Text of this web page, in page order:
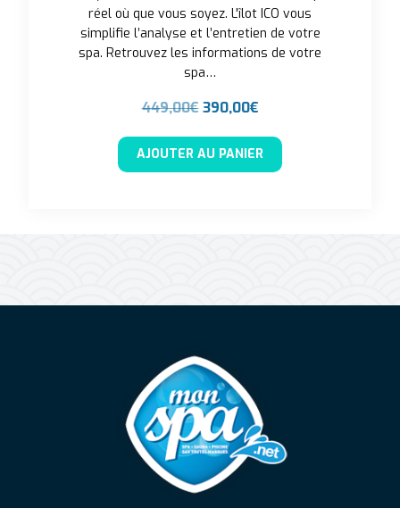
réel où que vous soyez. L'îlot ICO vous
simplifie l’analyse et l’entretien de votre
spa. Retrouvez les informations de votre
spa…
449,00€ Le prix initial était : 449,00€.
390,00€Le prix actuel est :
AJOUTER AU PANIER